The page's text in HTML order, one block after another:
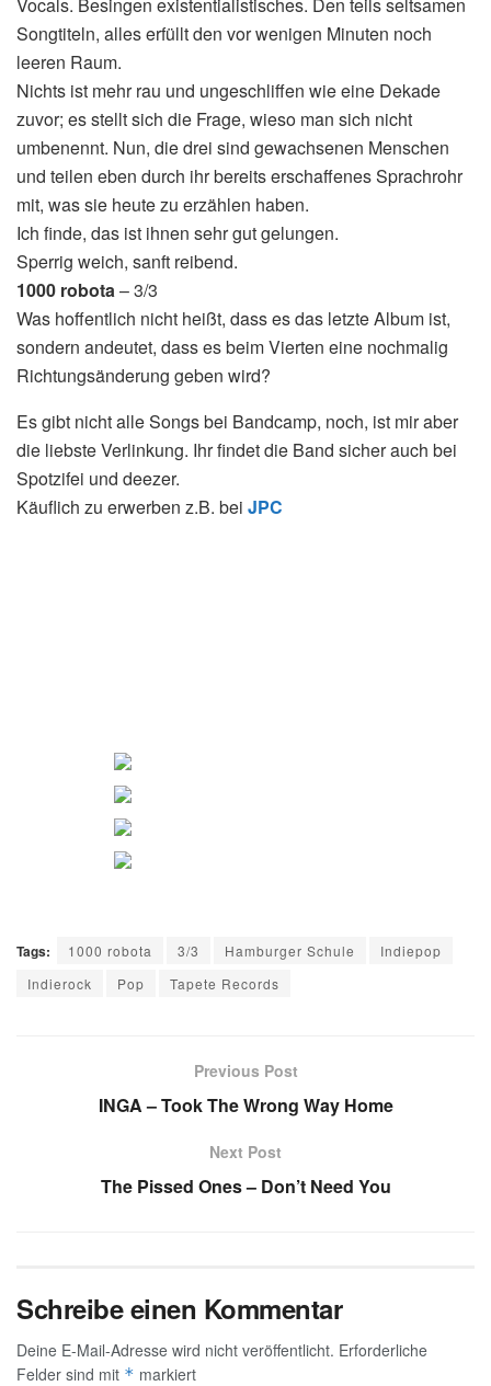
Songtiteln, alles erfüllt den vor wenigen Minuten noch
leeren Raum.
Nichts ist mehr rau und ungeschliffen wie eine Dekade
zuvor; es stellt sich die Frage, wieso man sich nicht
umbenennt. Nun, die drei sind gewachsenen Menschen
und teilen eben durch ihr bereits erschaffenes Sprachrohr
mit, was sie heute zu erzählen haben.
Ich finde, das ist ihnen sehr gut gelungen.
Sperrig weich, sanft reibend.
1000 robota– 3/3
Was hoffentlich nicht heißt, dass es das letzte Album ist,
sondern andeutet, dass es beim Vierten eine nochmalig
Richtungsänderung geben wird?
Es gibt nicht alle Songs bei Bandcamp, noch, ist mir aber
die liebste Verlinkung. Ihr findet die Band sicher auch bei
Spotzifei und deezer.
Käuflich zu erwerben z.B. bei JPC
Tags: 1000 robota 3/3 Hamburger Schule
Indiepop
Indierock
Pop Tapete Records
Previous Post
INGA – Took The Wrong Way Home
Next Post
The Pissed Ones – Don’t Need You
Schreibe einen Kommentar
Deine E-Mail-Adresse wird nicht veröffentlicht. Erforderliche
Felder sind mit * markiert